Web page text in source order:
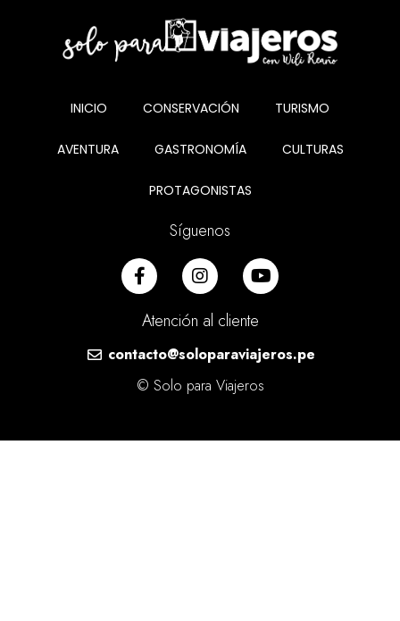
INICIO CONSERVACIÓN TURISMO
AVENTURA GASTRONOMÍA CULTURAS
PROTAGONISTAS
Síguenos
Atención al cliente
contacto@soloparaviajeros.pe
© Solo para Viajeros